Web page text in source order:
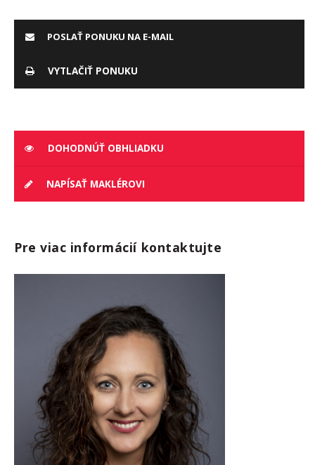
POSLAŤ PONUKU NA E-MAIL
VYTLAČIŤ PONUKU
DOHODNÚŤ OBHLIADKU
NAPÍSAŤ MAKLÉROVI
Pre viac informácií kontaktujte